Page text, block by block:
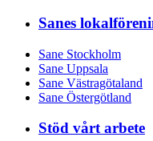
Sanes
Sane Stockholm
Sane Uppsala
Sane Västragötaland
Sane Östergötland
Stöd vårt arbete